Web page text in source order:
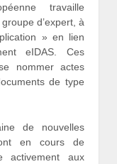
travaille
d’expert, à
» en lien
eIDAS. Ces
nommer actes
de type
de nouvelles
en cours de
activement aux